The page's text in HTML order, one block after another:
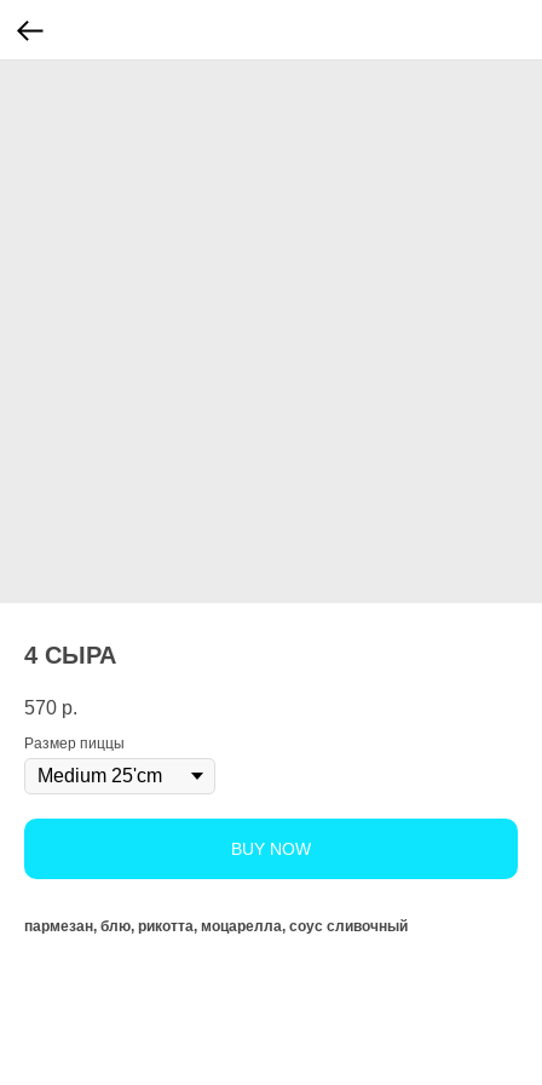
4 СЫРА
570 р.
Размер пиццы
BUY NOW
пармезан, блю, рикотта, моцарелла, соус сливочный